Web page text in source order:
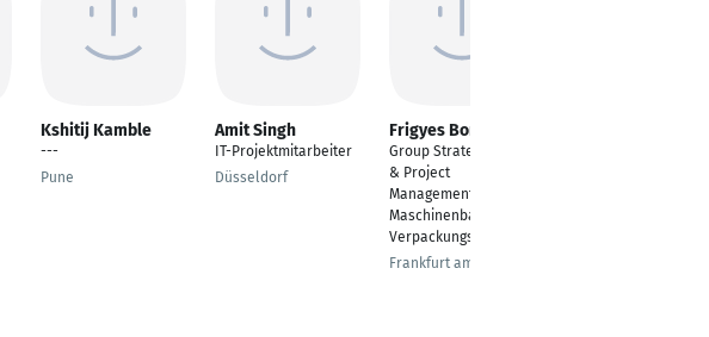
Kshitij Kamble
---
Pune
Amit Singh
IT-Projektmitarbeiter
Düsseldorf
Frigyes Borbely
Group Strategy, Sales
& Project
Management,
Maschinenbau,
Verpackungsindustrie
Frankfurt am Main